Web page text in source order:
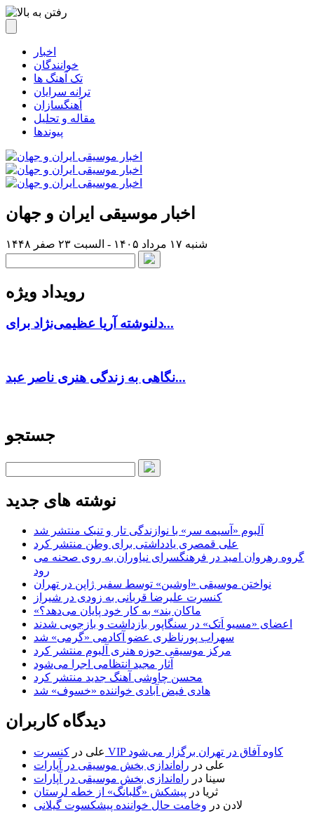
اخبار
خوانندگان
تک آهنگ ها
ترانه سرایان
آهنگسازان
مقاله و تحلیل
پیوندها
اخبار موسیقی ایران و جهان
شنبه ۱۷ مرداد ۱۴۰۵ - السبت ۲۳ صفر ۱۴۴۸
رویداد ویژه
دلنوشته آریا عظیمی‌نژاد برای...
نگاهی به زندگی هنری ناصر عبد...
جستجو
نوشته های جدید
آلبوم «آسیمه سر» با نوازندگی تار و تنبک منتشر شد
علی قمصری یادداشتی برای وطن منتشر کرد
گروه رهروان امید در فرهنگسرای نیاوران به روی صحنه می
رود
نواختن موسیقی «اوشین» توسط سفیر ژاپن در تهران
کنسرت علیرضا قربانی به زودی در شیراز
«ماکان بند» به کار خود پایان می‌دهد؟
اعضای «مسیو اَتک» در سنگاپور بازداشت و بازجویی شدند
سهراب پورناظری عضو آکادمی «گرمی» شد
مرکز موسیقی حوزه هنری آلبوم منتشر کرد
آثار مجید انتظامی اجرا می‌شود
محسن چاوشی آهنگ جدید منتشر کرد
هادی فیض آبادی خواننده «خسوف» شد
دیدگاه کاربران
علی در
کنسرت VIP کاوه آفاق در تهران برگزار می‌شود
علی در راه‌اندازی بخش موسیقی در آپارات
سینا در راه‌اندازی بخش موسیقی در آپارات
ثریا در پیشکش «گلبانگ» از خطه لرستان
لادن در وخامت حال خواننده پیشکسوت گیلانی